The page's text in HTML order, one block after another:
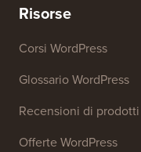
Risorse
Corsi WordPress
Glossario WordPress
Recensioni di prodotti
Offerte WordPress